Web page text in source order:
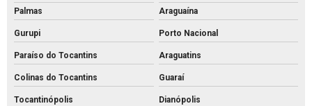
Palmas
Araguaína
Gurupi Porto Nacional
Paraíso do Tocantins Araguatins
Colinas do Tocantins Guaraí
Tocantinópolis Dianópolis